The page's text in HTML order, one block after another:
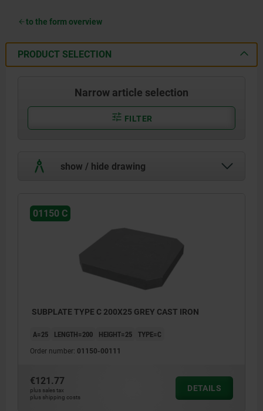
to the form overview
PRODUCT SELECTION
Narrow article selection
FILTER
show / hide drawing
01150 C
SUBPLATE TYPE C 200X25 GREY CAST IRON
A=25 LENGTH=200 HEIGHT=25 TYPE=C
Order number: 01150-00111
€121.77
plus sales tax
plus shipping costs
DETAILS